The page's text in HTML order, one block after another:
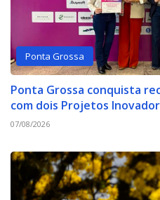
Ponta Grossa
Ponta Grossa conquista
com dois Projetos
07/08/2026